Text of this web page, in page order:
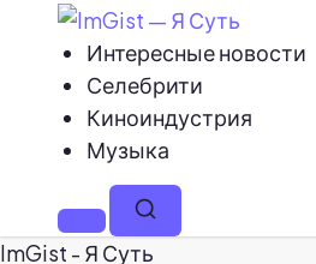
Интересные новости
Селебрити
Киноиндустрия
Музыка
МенюПоиск
ImGist - Я Суть